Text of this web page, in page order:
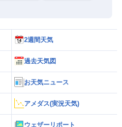
2週間天気
過去天気図
お天気ニュース
アメダス(実況天気)
ウェザーリポート